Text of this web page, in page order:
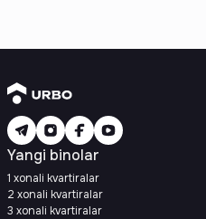
Yangi binolar
1 xonali kvartiralar
2 xonali kvartiralar
3 xonali kvartiralar